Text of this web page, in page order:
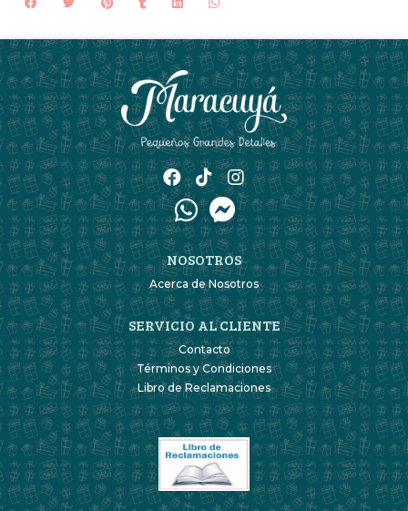
NOSOTROS
Acerca de Nosotros
SERVICIO AL CLIENTE
Contacto
Términos y Condiciones
Libro de Reclamaciones